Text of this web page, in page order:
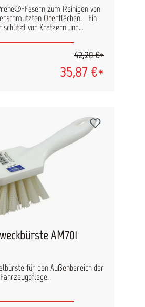
Fasern zum Reinigen von
Oberflächen. Ein
schützt vor Kratzern und
35,87 €*
42,20 €*
AM701
für den Außenbereich der
Fahrzeugpflege.